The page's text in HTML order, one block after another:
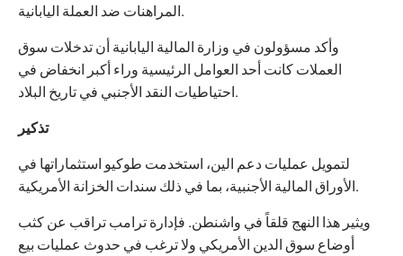
المراهنات ضد العملة اليابانية.
وأكد مسؤولون في وزارة المالية اليابانية أن تدخلات سوق
العملات كانت أحد العوامل الرئيسية وراء أكبر انخفاض في
احتياطيات النقد الأجنبي في تاريخ البلاد.
تذكير
لتمويل عمليات دعم الين، استخدمت طوكيو استثماراتها في
الأوراق المالية الأجنبية، بما في ذلك سندات الخزانة الأمريكية.
ويثير هذا النهج قلقاً في واشنطن. فإدارة ترامب تراقب عن كثب
أوضاع سوق الدين الأمريكي ولا ترغب في حدوث عمليات بيع